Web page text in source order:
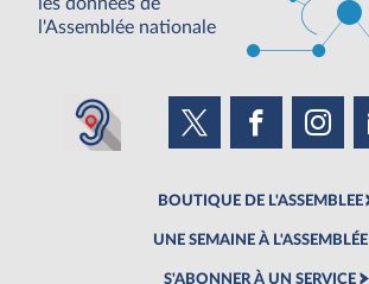
les données de
l'Assemblée nationale
BOUTIQUE DE L'ASSEMBLEE
UNE SEMAINE À L'ASSEMBLÉE
S'ABONNER À UN SERVICE